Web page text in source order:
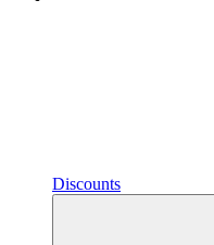
Discounts